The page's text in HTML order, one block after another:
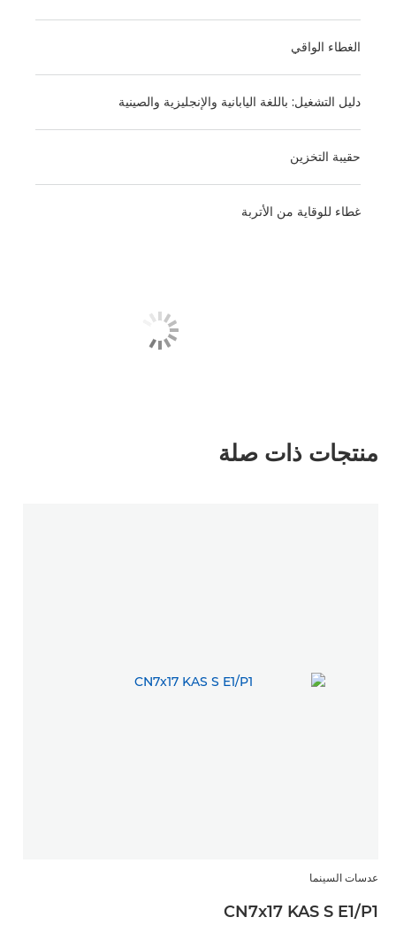
الغطاء الواقي
دليل التشغيل: باللغة اليابانية والإنجليزية والصينية
حقيبة التخزين
غطاء للوقاية من الأتربة
منتجات ذات صلة
عدسات السينما
CN7x17 KAS S E1/P1